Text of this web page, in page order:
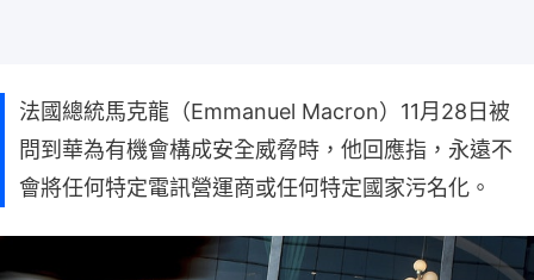
法國總統馬克龍（Emmanuel Macron）11月28日被
問到華為有機會構成安全威脅時，他回應指，永遠不
會將任何特定電訊營運商或任何特定國家污名化。